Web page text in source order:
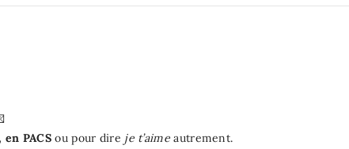
PACS ou pour dire je t’aime autrement.